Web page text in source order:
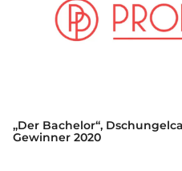
„Der Bachelor“,
Gewinner 2020